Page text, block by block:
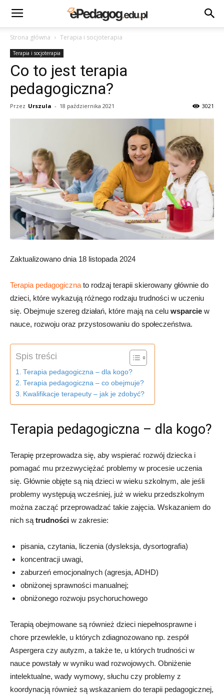
Strona główna Terapia i socjoterapia
Terapia i socjoterapia
Co to jest terapia
pedagogiczna?
Przez Urszula - 18 października 2021 3021
Zaktualizowano dnia 18 listopada 2024
Terapia pedagogiczna to rodzaj terapii skierowany głównie do
dzieci, które wykazują różnego rodzaju trudności w uczeniu
się. Obejmuje szereg działań, które mają na celu wsparcie w
nauce, rozwoju oraz przystosowaniu do społeczeństwa.
Spis treści
Terapia pedagogiczna – dla kogo?
Terapia pedagogiczna – co obejmuje?
Kwalifikacje terapeuty – jak je zdobyć?
Terapia pedagogiczna – dla kogo?
Terapię przeprowadza się, aby wspierać rozwój dziecka i
pomagać mu przezwyciężać problemy w procesie uczenia
się. Głównie objęte są nią dzieci w wieku szkolnym, ale jeśli
problemy występują wcześniej, już w wieku przedszkolnym
można zacząć przeprowadzać takie zajęcia. Wskazaniem do
nich są trudności w zakresie:
pisania, czytania, liczenia (dysleksja, dysortografia)
koncentracji uwagi,
zaburzeń emocjonalnych (agresja, ADHD)
obniżonej sprawności manualnej;
obniżonego rozwoju psychoruchowego
Terapią obejmowane są również dzieci niepełnosprawne i
chore przewlekle, u których zdiagnozowano np. zespół
Aspergera czy autyzm, a także te, u których trudności w
nauce powstały w wyniku wad rozwojowych. Obniżenie
intelektualne, wady wymowy, słuchu czy problemy z
koordynacją również są wskazaniem do terapii pedagogicznej,